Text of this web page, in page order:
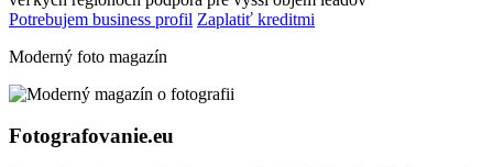
Potrebujem business profil Zaplatiť kreditmi
Moderný foto magazín
Fotografovanie.eu